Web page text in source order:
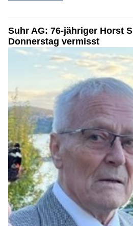
Suhr AG: 76-jähriger Horst
Donnerstag vermisst